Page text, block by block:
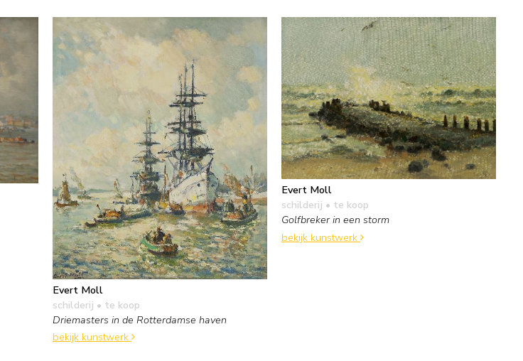
Evert Moll
schilderij • te koop
Driemasters in de Rotterdamse haven
bekijk kunstwerk
Evert Moll
schilderij • te koop
Golfbreker in een storm
bekijk kunstwerk